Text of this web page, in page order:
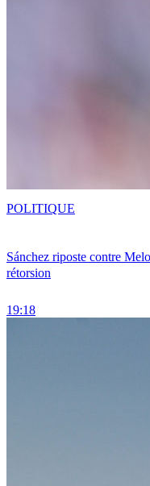
Sánchez riposte contre
rétorsion
19:18
POLITIQUE